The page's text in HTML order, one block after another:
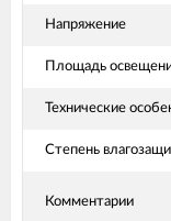
Напряжение
Площадь
Технические
Степень
Комментарии